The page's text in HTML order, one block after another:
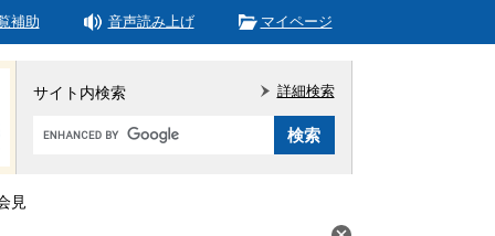
補助 音声読み上げ マイページ
サイト内検索
Google
詳細検索
見